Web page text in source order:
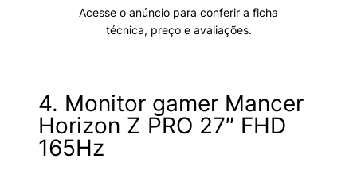
Acesse o anúncio para conferir a ficha
técnica, preço e avaliações.
4. Monitor gamer Mancer
Horizon Z PRO 27″ FHD
165Hz